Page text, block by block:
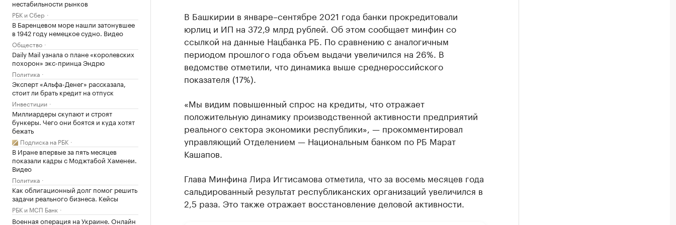
нестабильности рынков
РБК и Сбер
В Баренцевом море нашли затонувшее
в 1942 году немецкое судно. Видео
Общество
Daily Mail узнала о плане «королевских
похорон» экс-принца Эндрю
Политика
Эксперт «Альфа-Денег» рассказала,
стоит ли брать кредит на отпуск
Инвестиции
Миллиардеры скупают и строят
бункеры. Чего они боятся и куда хотят
бежать
Подписка на РБК
В Иране впервые за пять месяцев
показали кадры с Моджтабой Хаменеи.
Видео
Политика
Как облигационный долг помог решить
задачи реального бизнеса. Кейсы
РБК и МСП Банк
Военная операция на Украине. Онлайн
В Башкирии в январе–сентябре 2021 года банки прокредитовали
юрлиц и ИП на 372,9 млрд рублей. Об этом сообщает минфин со
ссылкой на данные Нацбанка РБ. По сравнению с аналогичным
периодом прошлого года объем выдачи увеличился на 26%. В
ведомстве отметили, что динамика выше среднероссийского
показателя (17%).
«Мы видим повышенный спрос на кредиты, что отражает
положительную динамику производственной активности предприятий
реального сектора экономики республики», — прокомментировал
управляющий Отделением — Национальным банком по РБ Марат
Кашапов.
Глава Минфина Лира Игтисамова отметила, что за восемь месяцев года
сальдированный результат республиканских организаций увеличился в
2,5 раза. Это также отражает восстановление деловой активности.